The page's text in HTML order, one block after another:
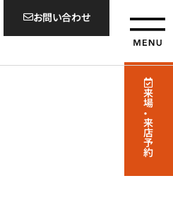
お問い合わせ
来場・来店予約